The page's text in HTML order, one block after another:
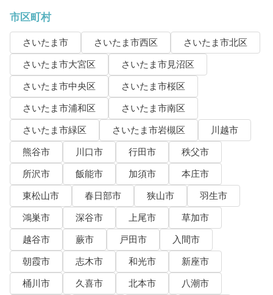
市区町村
さいたま市 さいたま市西区
さいたま市北区
さいたま市大宮区
さいたま市見沼区
さいたま市中央区
さいたま市桜区
さいたま市浦和区
さいたま市南区
さいたま市緑区
さいたま市岩槻区
川越市
熊谷市
川口市 行田市
秩父市
所沢市
飯能市 加須市
本庄市
東松山市
春日部市 狭山市
羽生市
鴻巣市
深谷市 上尾市
草加市
越谷市
蕨市 戸田市
入間市
朝霞市
志木市 和光市
新座市
桶川市
久喜市 北本市
八潮市